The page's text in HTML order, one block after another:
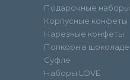
Подарочные наборы
Наборы LOVE
Корпусные конфеты
Нарезные конфеты
Попкорн в шоколаде
Суфле